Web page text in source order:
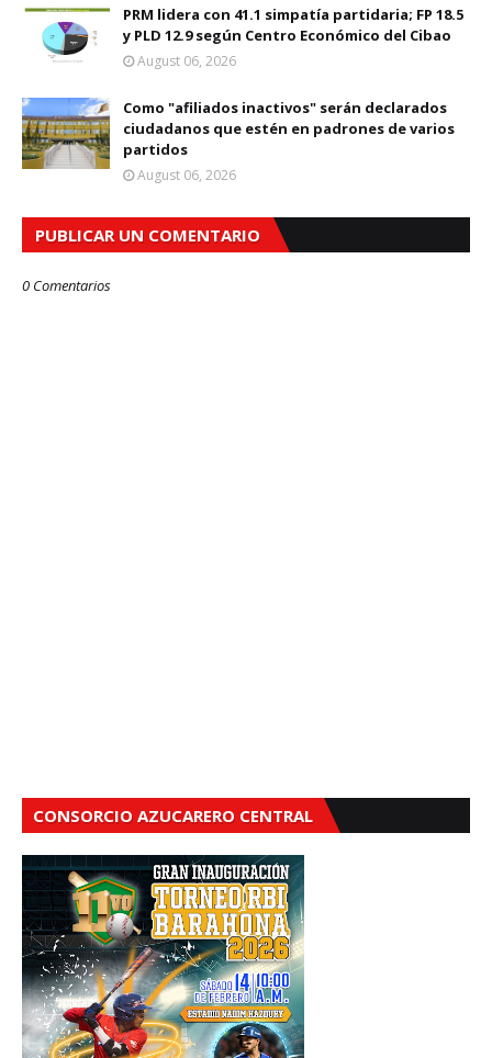
PRM lidera con 41.1 simpatía partidaria; FP 18.5
y PLD 12.9 según Centro Económico del Cibao
August 06, 2026
Como "afiliados inactivos" serán declarados
ciudadanos que estén en padrones de varios
partidos
August 06, 2026
PUBLICAR UN COMENTARIO
0 Comentarios
CONSORCIO AZUCARERO CENTRAL